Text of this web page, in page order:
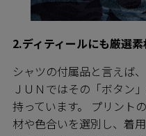
2.ディティールにも厳選
シャツの付属品と言えば
ＪＵＮではその「ボタン
持っています。 プリント
材や色合いを選別し、着